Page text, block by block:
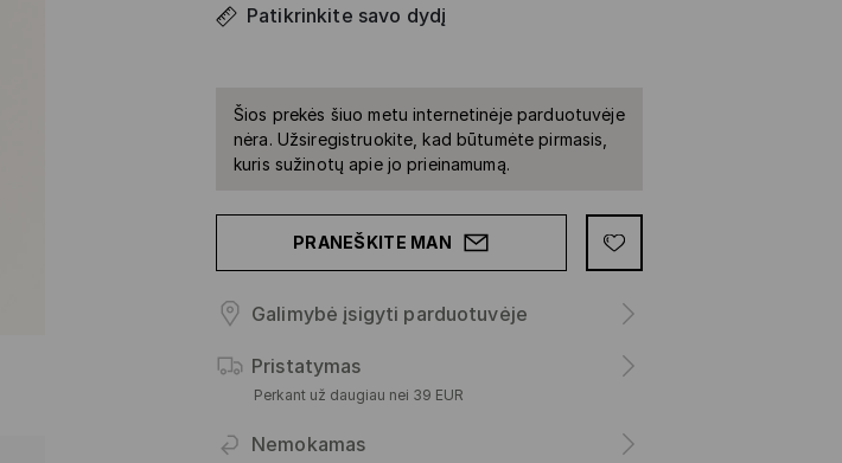
Patikrinkite savo dydį
Šios prekės šiuo metu internetinėje parduotuvėje
nėra. Užsiregistruokite, kad būtumėte pirmasis,
kuris sužinotų apie jo prieinamumą.
PRANEŠKITE MAN
Galimybė įsigyti parduotuvėje
Pristatymas
Perkant už daugiau nei 39 EUR
Nemokamas